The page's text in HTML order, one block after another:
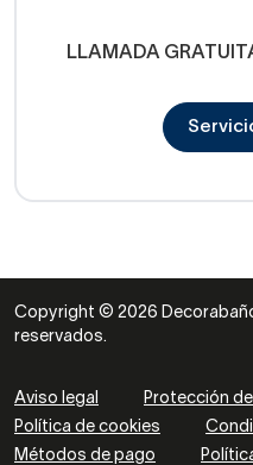
LLAMADA
Copyright © 2026
reservados.
Aviso legal
Protección
Política de cookies
Métodos de pago